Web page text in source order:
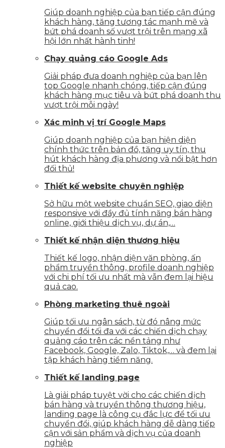
Giúp doanh nghiệp của bạn tiếp cận đúng
khách hàng, tăng tương tác mạnh mẽ và
bứt phá doanh số vượt trội trên mạng xã
hội lớn nhất hành tinh!
Chạy quảng cáo Google Ads
Giải pháp đưa doanh nghiệp của bạn lên
top Google nhanh chóng, tiếp cận đúng
khách hàng mục tiêu và bứt phá doanh thu
vượt trội mỗi ngày!
Xác minh vị trí Google Maps
Giúp doanh nghiệp của bạn hiện diện
chính thức trên bản đồ, tăng uy tín, thu
hút khách hàng địa phương và nổi bật hơn
đối thủ!
Thiết kế website chuyên nghiệp
Sở hữu một website chuẩn SEO, giao diện
responsive với đầy đủ tính năng bán hàng
online, giới thiệu dịch vụ, dự án,…
Thiết kế nhận diện thương hiệu
Thiết kế logo, nhận diện văn phòng, ấn
phẩm truyền thông, profile doanh nghiệp
với chi phí tối ưu nhất mà vẫn đem lại hiệu
quả cao.
Phòng marketing thuê ngoài
Giúp tối ưu ngân sách, từ đó nâng mức
chuyển đổi tối đa với các chiến dịch chạy
quảng cáo trên các nền tảng như
Facebook, Google, Zalo, Tiktok,… và đem lại
tập khách hàng tiềm năng.
Thiết kế landing page
Là giải pháp tuyệt vời cho các chiến dịch
bán hàng và truyền thông thương hiệu,
landing page là công cụ đắc lực để tối ưu
chuyển đổi, giúp khách hàng dễ dàng tiếp
cận với sản phẩm và dịch vụ của doanh
nghiệp